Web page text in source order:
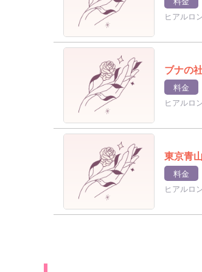
ヒアルロ
ブナの
料金
ヒアルロ
東京青
料金
ヒアルロ